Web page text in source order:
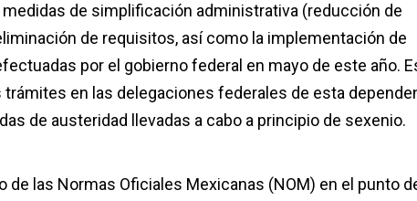
de simplificación administrativa (reducción de
de requisitos, así como la implementación de
por el gobierno federal en mayo de este año.
en las delegaciones federales de esta
de austeridad llevadas a cabo a principio de sexenio.
las Normas Oficiales Mexicanas (NOM) en el punto